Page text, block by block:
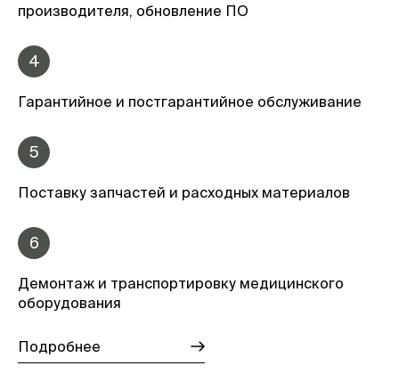
производителя, обновление ПО
4
Гарантийное и постгарантийное обслуживание
5
Поставку запчастей и расходных материалов
6
Демонтаж и транспортировку медицинского
оборудования
Подробнее